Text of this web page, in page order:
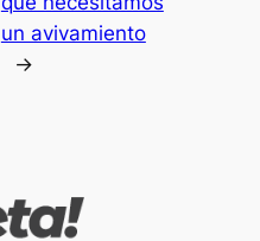
un avivamiento
→